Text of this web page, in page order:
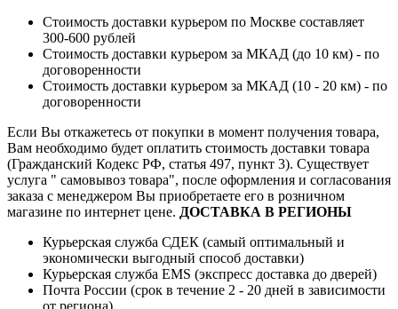
Стоимость доставки курьером по Москве составляет
300-600 рублей
Стоимость доставки курьером за МКАД (до 10 км) - по
договоренности
Стоимость доставки курьером за МКАД (10 - 20 км) - по
договоренности
Если Вы откажетесь от покупки в момент получения товара,
Вам необходимо будет оплатить стоимость доставки товара
(Гражданский Кодекс РФ, статья 497, пункт 3). Существует
услуга " самовывоз товара", после оформления и согласования
заказа с менеджером Вы приобретаете его в розничном
магазине по интернет цене. ДОСТАВКА В РЕГИОНЫ
Курьерская служба СДЕК (самый оптимальный и
экономически выгодный способ доставки)
Курьерская служба EMS (экспресс доставка до дверей)
Почта России (срок в течение 2 - 20 дней в зависимости
от региона)